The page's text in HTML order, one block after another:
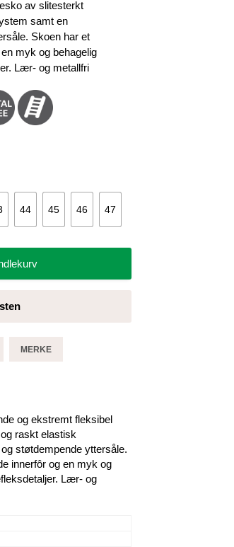
av slitesterkt
samt en
Skoen har et
myk og behagelig
Lær- og metallfri
44 45 46 47
MERKE
og ekstremt fleksibel
raskt elastisk
støtdempende yttersåle.
innerfôr og en myk og
Lær- og